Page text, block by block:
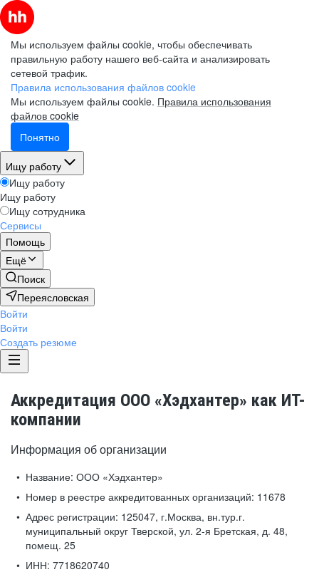
Мы используем файлы cookie, чтобы обеспечивать
правильную работу нашего веб-сайта и анализировать
сетевой трафик.
Правила использования файлов cookie
Мы используем файлы cookie. Правила использования
файлов cookie
Понятно
Ищу работу
Ищу работу
Ищу работу
Ищу сотрудника
Сервисы
Помощь
Ещё
Поиск
Переясловская
Войти
Войти
Создать резюме
Аккредитация ООО «Хэдхантер» как ИТ-
компании
Информация об организации
Название: ООО «Хэдхантер»
Номер в реестре аккредитованных организаций: 11678
Адрес регистрации: 125047, г.Москва, вн.тур.г.
муниципальный округ Тверской, ул. 2-я Бретская, д. 48,
помещ. 25
ИНН: 7718620740